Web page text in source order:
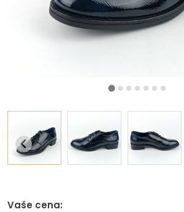
Vaše cena: